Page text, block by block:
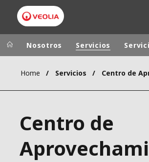
Grupo Veolia
CAMPUS
FUNDACIÓN
INSTITUTO
Nosotros Servicios
Home Servicios Centro de
Centro de